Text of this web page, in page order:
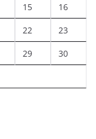
15 16
22 23
29 30